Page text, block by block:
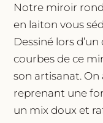
Notre miroir
en laiton vous
Dessiné lors
courbes de ce
son artisanat.
reprenant une
un mix doux et